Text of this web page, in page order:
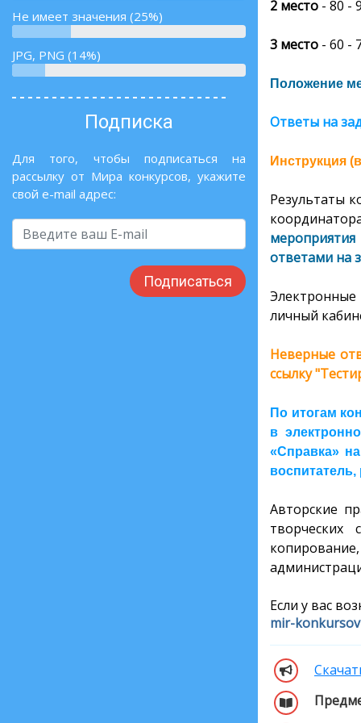
Не имеет значения (25%)
JPG, PNG (14%)
Подписка
Для того, чтобы подписаться на
рассылку от Мира конкурсов, укажите
свой e-mail адрес:
Подписаться
2 место - 80 -
3 место - 60 -
Положение
Ответы на
Инструкция
Результаты
ответами на
Электронные
личный
Неверные
ссылку
По итогам
в
«Справка»
воспитатель,
Авторские
творческих
Если у вас
mir-